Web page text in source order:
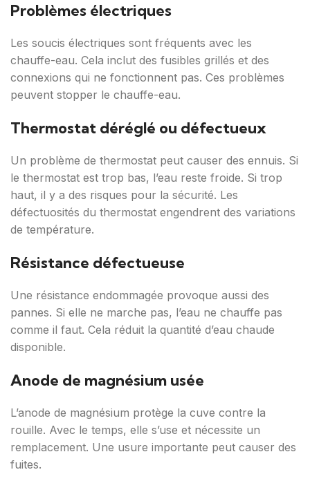
Problèmes électriques
Les soucis électriques sont fréquents avec les
chauffe-eau. Cela inclut des fusibles grillés et des
connexions qui ne fonctionnent pas. Ces problèmes
peuvent stopper le chauffe-eau.
Thermostat déréglé ou défectueux
Un problème de thermostat peut causer des ennuis. Si
le thermostat est trop bas, l’eau reste froide. Si trop
haut, il y a des risques pour la sécurité. Les
défectuosités du thermostat engendrent des variations
de température.
Résistance défectueuse
Une résistance endommagée provoque aussi des
pannes. Si elle ne marche pas, l’eau ne chauffe pas
comme il faut. Cela réduit la quantité d’eau chaude
disponible.
Anode de magnésium usée
L’anode de magnésium protège la cuve contre la
rouille. Avec le temps, elle s’use et nécessite un
remplacement. Une usure importante peut causer des
fuites.